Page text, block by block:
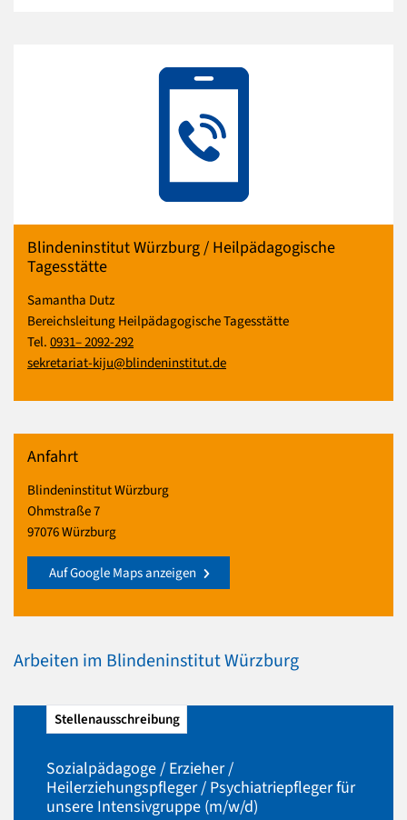
Blindeninstitut Würzburg / Heilpädagogische
Tagesstätte
Samantha Dutz
Bereichsleitung Heilpädagogische Tagesstätte
Tel.0931– 2092-292
sekretariat-kiju@blindeninstitut.de
Anfahrt
Blindeninstitut Würzburg
Ohmstraße 7
97076 Würzburg
Auf Google Maps anzeigen
Arbeiten im Blindeninstitut Würzburg
Stellenausschreibung
Sozialpädagoge / Erzieher /
Heilerziehungspfleger / Psychiatriepfleger für
unsere Intensivgruppe (m/w/d)